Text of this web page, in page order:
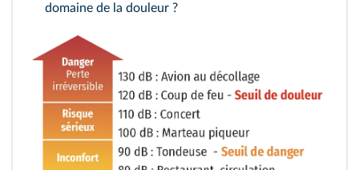
domaine de la douleur ?